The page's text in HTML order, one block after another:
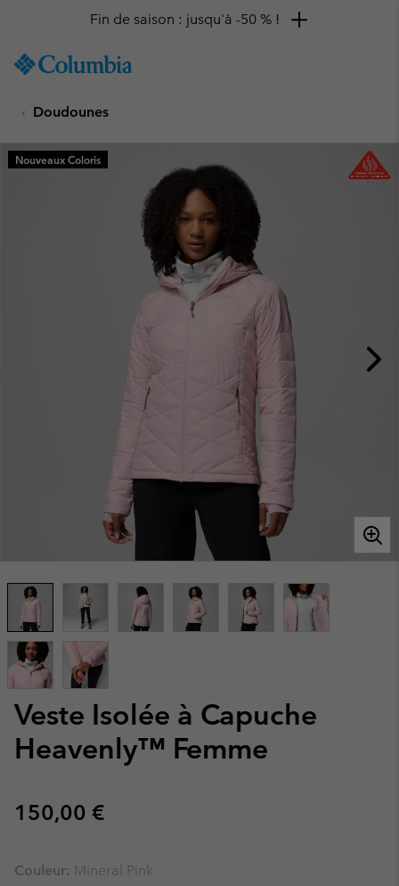
TO
SKIP
MAIN
NAV
Fin de saison : jusqu'à -50 % !
Doudounes
Veste Isolée à Capuche
Heavenly™ Femme
Regular price:
150,00 €
Nouveaux Coloris
Couleur: Mineral Pink